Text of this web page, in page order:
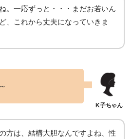
。一応ずっと・・・まだお若いん
、これから丈夫になっていきま
方は、結構大胆なんですよね、性